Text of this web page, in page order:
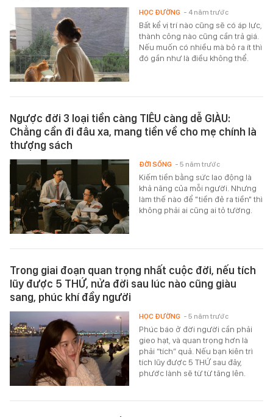
Bất kể vị trí nào cũng sẽ có áp lực,
thành công nào cũng cần trả giá.
Nếu muốn có nhiều mà bỏ ra ít thì
đó gần như là điều không thể.
HỌC ĐƯỜNG - 4 năm trước
Ngược đời 3 loại tiền càng TIÊU càng dễ GIÀU:
Chẳng cần đi đâu xa, mang tiền về cho mẹ chính là
thượng sách
Kiếm tiền bằng sức lao động là
khả năng của mỗi người. Nhưng
làm thế nào để "tiền đẻ ra tiền" thì
không phải ai cũng ai tỏ tường.
ĐỜI SỐNG - 5 năm trước
Trong giai đoạn quan trọng nhất cuộc đời, nếu tích
lũy được 5 THỨ, nửa đời sau lúc nào cũng giàu
sang, phúc khí đầy người
Phúc báo ở đời người cần phải
gieo hạt, và quan trọng hơn là
phải “tích” quả. Nếu bạn kiên trì
tích lũy được 5 THỨ sau đây,
phước lành sẽ từ từ tăng lên.
HỌC ĐƯỜNG - 5 năm trước